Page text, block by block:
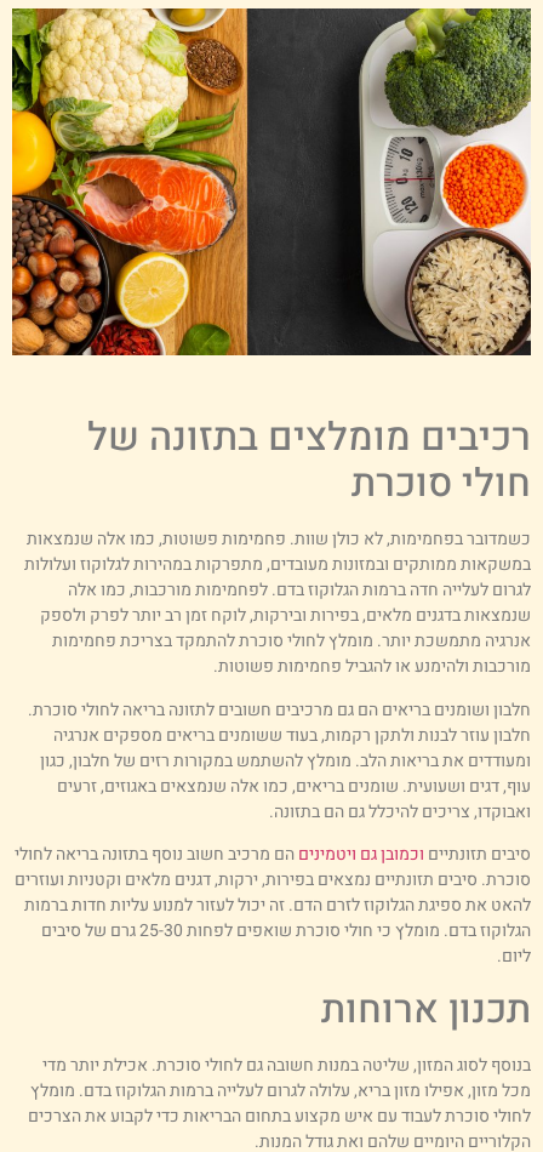
מומלצים בתזונה של
סוכרת
בפחמימות, לא כולן שוות. פחמימות פשוטות, כמו אלה שנמצאות
ממותקים ובמזונות מעובדים, מתפרקות במהירות לגלוקוז ועלולות
לעלייה חדה ברמות הגלוקוז בדם. לפחמימות מורכבות, כמו אלה
בדגנים מלאים, בפירות ובירקות, לוקח זמן רב יותר לפרק ולספק
מתמשכת יותר. מומלץ לחולי סוכרת להתמקד בצריכת פחמימות
ולהימנע או להגביל פחמימות פשוטות.
ושומנים בריאים הם גם מרכיבים חשובים לתזונה בריאה לחולי סוכרת.
עוזר לבנות ולתקן רקמות, בעוד ששומנים בריאים מספקים אנרגיה
את בריאות הלב. מומלץ להשתמש במקורות רזים של חלבון, כגון
דגים ושעועית. שומנים בריאים, כמו אלה שנמצאים באגוזים, זרעים
צריכים להיכלל גם הם בתזונה.
תזונתייםוכמובן גם ויטמיניםהם מרכיב חשוב נוסף בתזונה בריאה לחולי
סיבים תזונתיים נמצאים בפירות, ירקות, דגנים מלאים וקטניות ועוזרים
את ספיגת הגלוקוז לזרם הדם. זה יכול לעזור למנוע עליות חדות ברמות
הגלוקוז בדם. מומלץ כי חולי סוכרת שואפים לפחות 25-30 גרם של סיבים
ארוחות
לסוג המזון, שליטה במנות חשובה גם לחולי סוכרת. אכילת יותר מדי
מזון, אפילו מזון בריא, עלולה לגרום לעלייה ברמות הגלוקוז בדם. מומלץ
סוכרת לעבוד עם איש מקצוע בתחום הבריאות כדי לקבוע את הצרכים
היומיים שלהם ואת גודל המנות.